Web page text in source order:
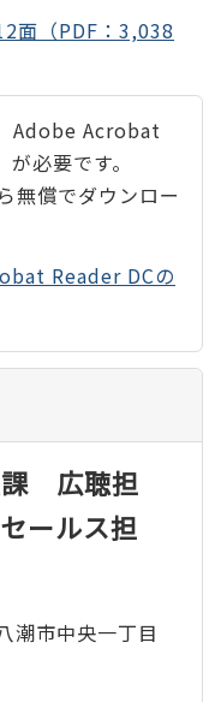
面（PDF：3,038
Adobe Acrobat
必要です。
無償でダウンロー
Reader DCの
広聴担
ールス担
市中央一丁目